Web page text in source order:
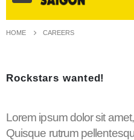
HOME CAREERS
Rockstars wanted!
Lorem ipsum dolor sit
Quisque rutrum